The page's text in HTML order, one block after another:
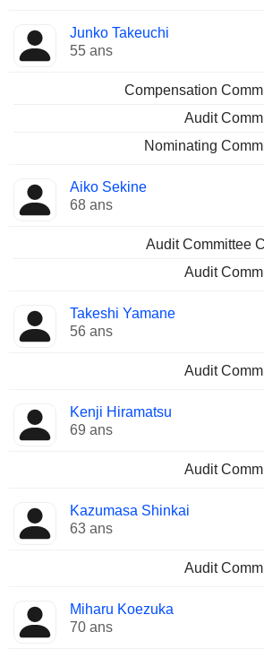
Junko Takeuchi
55 ans
Compensation
Audit
Nominating
Aiko Sekine
68 ans
Audit Committee
Audit
Takeshi Yamane
56 ans
Audit
Kenji Hiramatsu
69 ans
Audit
Kazumasa Shinkai
63 ans
Audit
Miharu Koezuka
70 ans